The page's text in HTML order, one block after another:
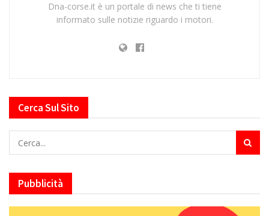
Dna-corse.it è un portale di news che ti tiene
informato sulle notizie riguardo i motori.
Cerca Sul Sito
Pubblicità